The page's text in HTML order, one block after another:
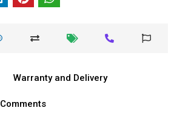
Warranty and Delivery
Comments